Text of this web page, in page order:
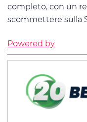
completo, con un
scommettere sulla
Powered by